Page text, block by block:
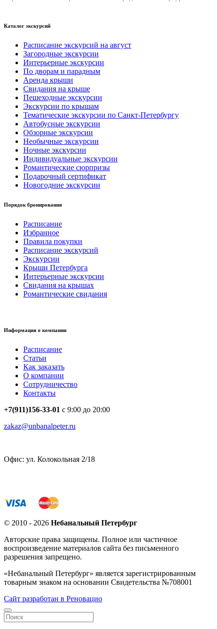
Каталог экскурсий
Расписание экскурсий на август
Загородные экскурсии
Интерьерные экскурсии
По дворам и парадным
Аренда крыши
Свидания на крыше
Пешеходные экскурсии
Экскурсии по крышам
Тематические экскурсии по Санкт-Петербургу
Автобусные экскурсии
Обзорные экскурсии
Необычные экскурсии
Ночные экскурсии
Индивидуальные экскурсии
Романтические сюрпризы
Подарочный сертификат
Новогодние экскурсии
Порядок бронирования
Расписание
Избранное
Правила покупки
Расписание экскурсий
Экскурсии
Крыши Петербурга
Интерьерные экскурсии
Свидания на крышах
Романтические свидания
Информация о компании
Расписание
Статьи
Как заказать
О компании
Сотрудничество
Контакты
+7(911)156-33-01 с 9:00 до 20:00
zakaz@unbanalpeter.ru
Офис: ул. Колокольная 2/18
© 2010 - 2026 Небанальный Петербург
Авторские права защищены. Полное или частичное
воспроизведение материалов сайта без письменного
разрешения запрещено.
«Небанальный Петербург» является зарегистрированным
товарным знаком на основании Свидетельства №708001
Сайт разработан в Реновацио